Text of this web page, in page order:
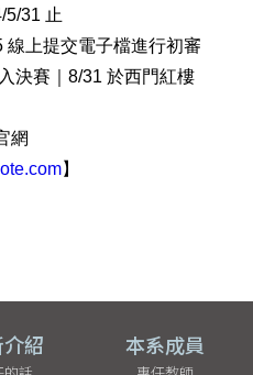
5/31 止
線上提交電子檔進行初審
決賽｜8/31 於西門紅樓
網
】
紹 本系成員